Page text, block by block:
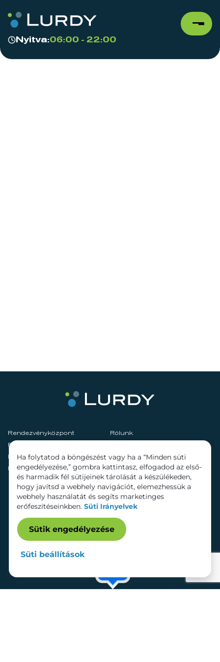
Nyitva:06:00 - 22:00
Rendezvényközpont
Rólunk
Fenntarthatóság
Hírek
Szolgáltatások
Kapcsolat
Bérelhető területek
Ha folytatod a böngészést vagy ha a “Minden süti
engedélyezése,” gombra kattintasz, elfogadod az első-
és harmadik fél sütijeinek tárolását a készülékeden,
hogy javítsd a webhely navigációt, elemezhessük a
webhely használatát és segíts marketinges
erőfeszítéseinkben. Süti Irányelvek
Sütik engedélyezése
Süti beállítások